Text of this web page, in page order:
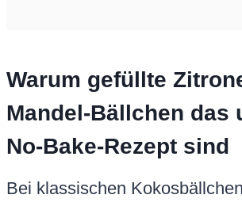
Warum gefüllte
Mandel-Bällchen das
No-Bake-Rezept sind
Bei klassischen